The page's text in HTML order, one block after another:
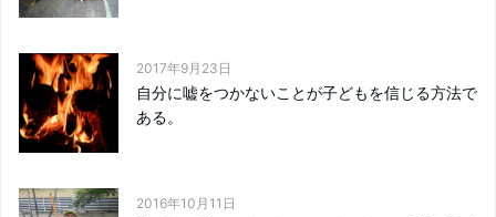
2017年9月23日
自分に嘘をつかないことが子どもを信じる方法で
ある。
2016年10月11日